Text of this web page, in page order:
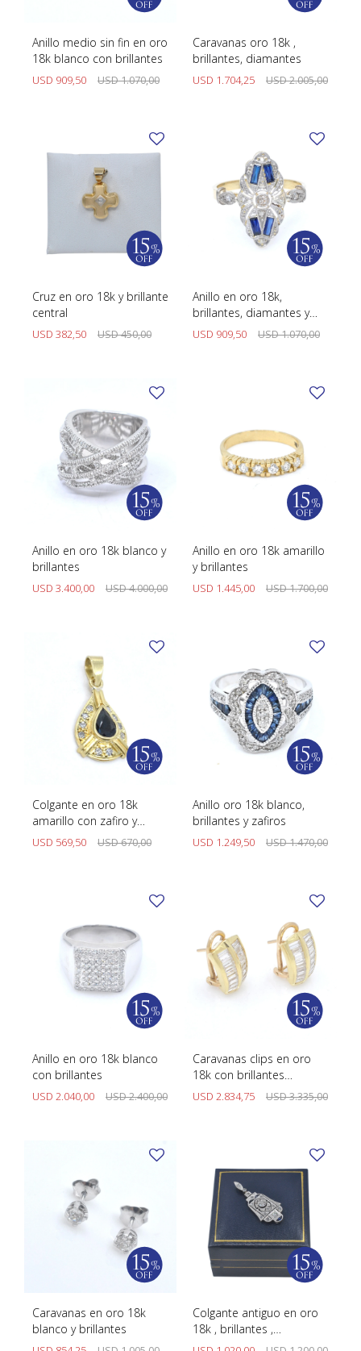
Anillo medio sin fin en oro
18k blanco con brillantes
USD 909,50 USD1.070,00
Caravanas oro 18k ,
brillantes, diamantes
USD 1.704,25 USD2.005,00
Cruz en oro 18k y brillante
central
USD 382,50 USD450,00
Anillo en oro 18k,
brillantes, diamantes y
zafiros sintéticos
USD 909,50 USD1.070,00
Anillo en oro 18k blanco y
brillantes
USD 3.400,00 USD4.000,00
Anillo en oro 18k amarillo
y brillantes
USD 1.445,00 USD1.700,00
Colgante en oro 18k
amarillo con zafiro y
brillantes
USD 569,50 USD670,00
Anillo oro 18k blanco,
brillantes y zafiros
USD 1.249,50 USD1.470,00
Anillo en oro 18k blanco
con brillantes
USD 2.040,00 USD2.400,00
Caravanas clips en oro
18k con brillantes
baguette
USD 2.834,75 USD3.335,00
Caravanas en oro 18k
blanco y brillantes
Colgante antiguo en oro
18k , brillantes ,
diamantes y zafiro